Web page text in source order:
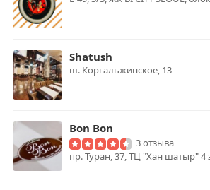
Shatush
ш. Коргальжинское, 13
Bon Bon
3 отзыва
пр. Туран, 37, ТЦ "Хан шатыр" 4